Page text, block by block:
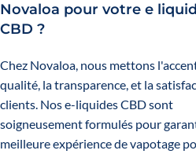
Novaloa pour votre e
CBD ?
Chez Novaloa, nous mettons
qualité, la transparence, et la
clients. Nos e-liquides CBD sont
soigneusement formulés pour
meilleure expérience de vapotage